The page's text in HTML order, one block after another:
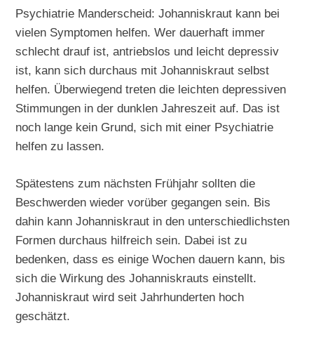
Psychiatrie Manderscheid: Johanniskraut kann bei
vielen Symptomen helfen. Wer dauerhaft immer
schlecht drauf ist, antriebslos und leicht depressiv
ist, kann sich durchaus mit Johanniskraut selbst
helfen. Überwiegend treten die leichten depressiven
Stimmungen in der dunklen Jahreszeit auf. Das ist
noch lange kein Grund, sich mit einer Psychiatrie
helfen zu lassen.
Spätestens zum nächsten Frühjahr sollten die
Beschwerden wieder vorüber gegangen sein. Bis
dahin kann Johanniskraut in den unterschiedlichsten
Formen durchaus hilfreich sein. Dabei ist zu
bedenken, dass es einige Wochen dauern kann, bis
sich die Wirkung des Johanniskrauts einstellt.
Johanniskraut wird seit Jahrhunderten hoch
geschätzt.